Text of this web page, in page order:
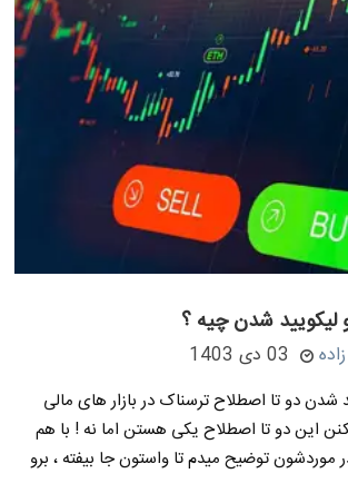
لیکویید شدن چیه ؟
03 دی 1403
شدن دو تا اصطلاح ترسناک در بازار های مالی
این دو تا اصطلاح یکی هستن اما نه ! با هم
موردشون توضیح میدم تا واستون جا بیفته ، برو